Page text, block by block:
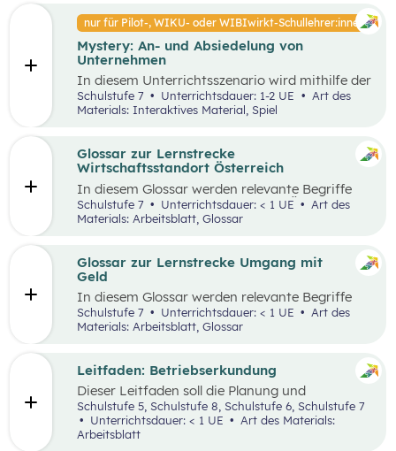
als Erlebnisse konzipiert, um die Schüler:innen
aktiv in den Lernprozess einzubinden.
nur für Pilot-, WIKU- oder WIBIwirkt-Schullehrer:innen
Mystery: An- und Absiedelung von
Unternehmen
In diesem Unterrichtsszenario wird mithilfe der
Methode Mystery das Thema „Ansiedelung von
Unternehmen“ vertiefend behandelt. Im
einer komplexen Fragestellung an der
Schnittstelle von Gesellschaft, Wirtschaft und
Schulstufe 7 Unterrichtsdauer: 1-2 UE
Art des
Materials: Interaktives Material, Spiel
Glossar zur Lernstrecke
Wirtschaftsstandort Österreich
In diesem Glossar werden relevante Begriffe
zum Thema „Wirtschaftsstandort Österreich“
erklärt. Zusätzlich gibt es Arbeitsblätter zu
ausgewählten Begriffen.
Schulstufe 7 Unterrichtsdauer: < 1 UE
Materials: Arbeitsblatt, Glossar
Glossar zur Lernstrecke Umgang mit
Geld
In diesem Glossar werden relevante Begriffe
zum Thema „Geld“ erklärt. Zusätzlich gibt es
Arbeitsblätter zu ausgewählten Begriffen.
Schulstufe 7 Unterrichtsdauer: < 1 UE
Materials: Arbeitsblatt, Glossar
Leitfaden: Betriebserkundung
Dieser Leitfaden soll die Planung und
Durchführung von Betriebserkundungen
erleichtern. Im Zuge dieses Leitfadens werden
Leitfragen zu folgenden Schwerpunkten
Schulstufe 5, Schulstufe 8, Schulstufe 6, Schulstufe 7
Unterrichtsdauer: < 1 UE
Art des Materials:
Arbeitsblatt